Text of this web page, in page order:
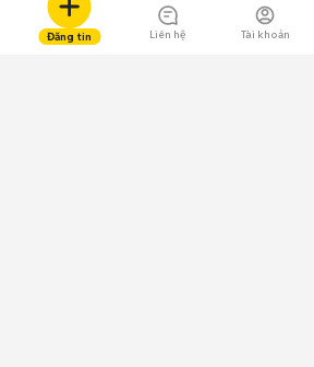
Đăng tin Liên hệ Tài khoản